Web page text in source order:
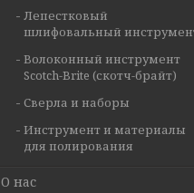
Лепестковый
шлифовальный
Волоконный инструмент
Scotch-Brite (скотч-брайт)
Сверла и наборы
Инструмент и материалы
для полирования
О нас